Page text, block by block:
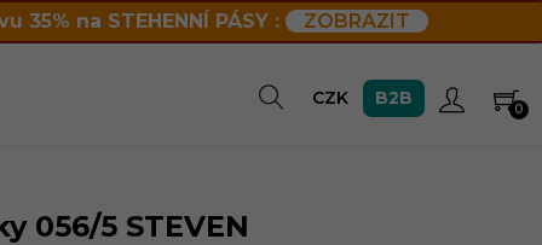
35% na STEHENNÍ PÁSY : ZOBRAZIT
CZK B2B
0
056/5 STEVEN